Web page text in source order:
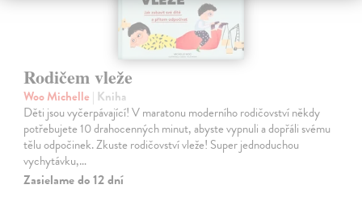
Rodičem vleže
Woo Michelle | Kniha
Děti jsou vyčerpávající! V maratonu moderního rodičovství někdy
potřebujete 10 drahocenných minut, abyste vypnuli a dopřáli svému
tělu odpočinek. Zkuste rodičovství vleže! Super jednoduchou
vychytávku,…
Zasielame do 12 dní